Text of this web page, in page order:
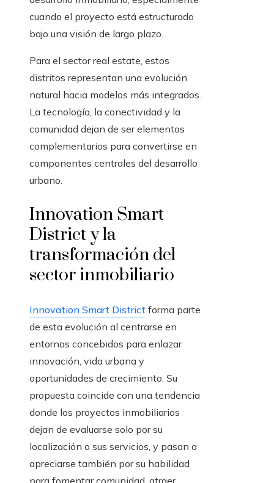
cuando el proyecto está estructurado
bajo una visión de largo plazo.
Para el sector real estate, estos
distritos representan una evolución
natural hacia modelos más integrados.
La tecnología, la conectividad y la
comunidad dejan de ser elementos
complementarios para convertirse en
componentes centrales del desarrollo
urbano.
Innovation Smart
District y la
transformación del
sector inmobiliario
Innovation Smart District forma parte
de esta evolución al centrarse en
entornos concebidos para enlazar
innovación, vida urbana y
oportunidades de crecimiento. Su
propuesta coincide con una tendencia
donde los proyectos inmobiliarios
dejan de evaluarse solo por su
localización o sus servicios, y pasan a
apreciarse también por su habilidad